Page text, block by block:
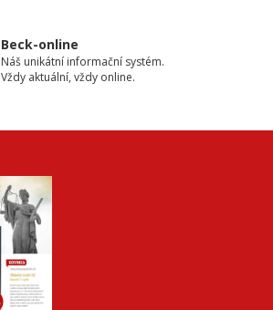
Beck-online
Náš unikátní informační systém.
Vždy aktuální, vždy online.